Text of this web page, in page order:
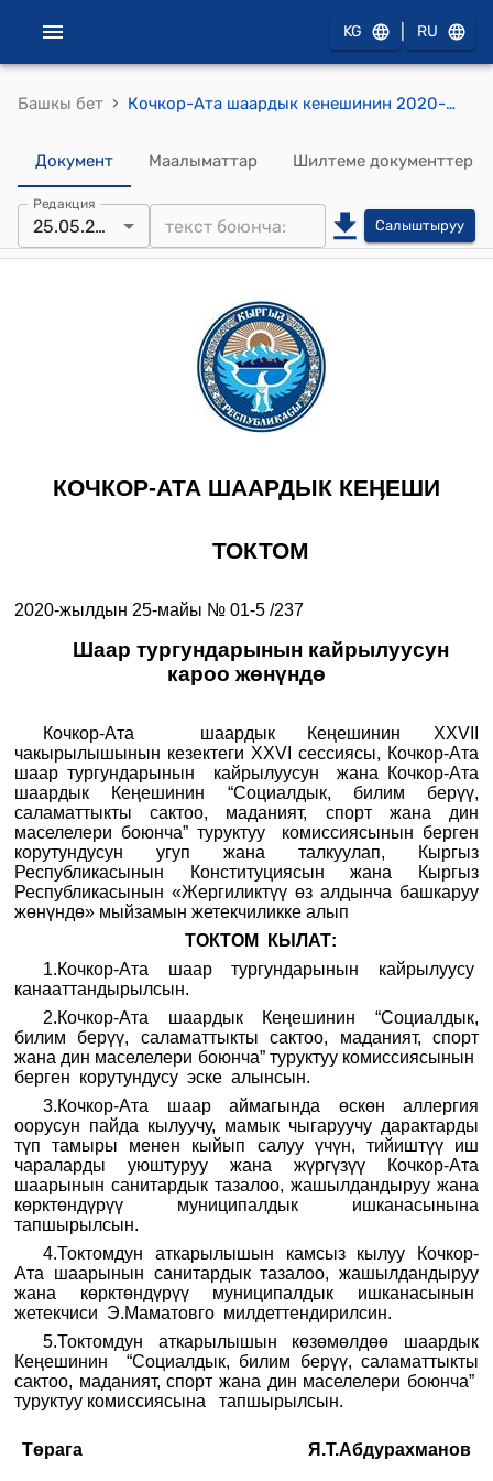
KG RU
Башкы бет › Кочкор-Ата шаардык кенешинин 2020-жылдын 25-майындагы № 01-5 /237 "Шаар тургундарынын кайрылуусун кароо жөнүндө" токтому
Документ Маалыматтар Шилтеме документтер
Редакция
25.05.2020 Салыштыруу